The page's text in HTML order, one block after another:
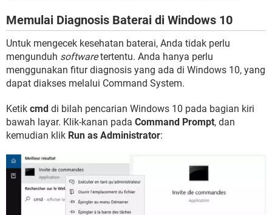
Memulai Diagnosis Baterai di Windows 10
Untuk mengecek kesehatan baterai, Anda tidak perlu
mengunduh softwaretertentu. Anda hanya perlu
menggunakan fitur diagnosis yang ada di Windows 10, yang
dapat diakses melalui Command System.
Ketik cmd di bilah pencarian Windows 10 pada bagian kiri
bawah layar. Klik-kanan pada Command Prompt, dan
kemudian klik Run as Administrator: